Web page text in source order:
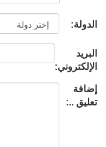
الدولة:
البريد
الإلكتروني:
إضافة
تعليق ..: